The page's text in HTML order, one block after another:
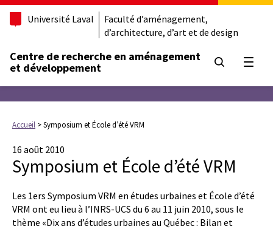
Université Laval
Faculté d’aménagement,
d’architecture, d’art et de design
Centre de recherche en aménagement
et développement
Accueil >Symposium et École d’été VRM
16 août 2010
Symposium et École d’été VRM
Les 1ers Symposium VRM en études urbaines et École d’été
VRM ont eu lieu à l’INRS-UCS du 6 au 11 juin 2010, sous le
thème «Dix ans d’études urbaines au Québec : Bilan et